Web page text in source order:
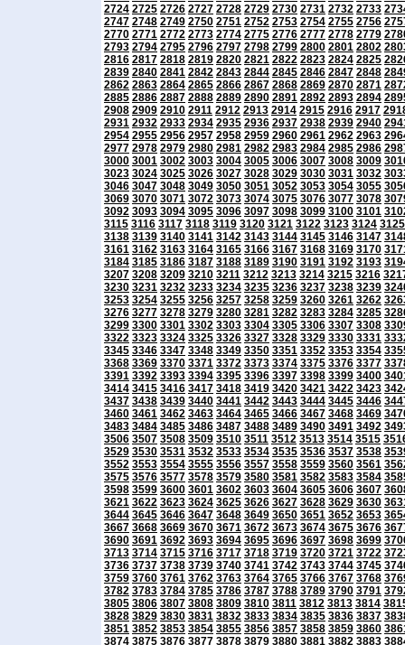
2724 2725 2726 2727 2728 2729 2730 2731 2732 2733
2747 2748 2749 2750 2751 2752 2753 2754 2755 2756
2770 2771 2772 2773 2774 2775 2776 2777 2778 2779
2793 2794 2795 2796 2797 2798 2799 2800 2801 2802
2816 2817 2818 2819 2820 2821 2822 2823 2824 2825
2839 2840 2841 2842 2843 2844 2845 2846 2847 2848
2862 2863 2864 2865 2866 2867 2868 2869 2870 2871
2885 2886 2887 2888 2889 2890 2891 2892 2893 2894
2908 2909 2910 2911 2912 2913 2914 2915 2916 2917
2931 2932 2933 2934 2935 2936 2937 2938 2939 2940
2954 2955 2956 2957 2958 2959 2960 2961 2962 2963
2977 2978 2979 2980 2981 2982 2983 2984 2985 2986
3000 3001 3002 3003 3004 3005 3006 3007 3008 3009
3023 3024 3025 3026 3027 3028 3029 3030 3031 3032
3046 3047 3048 3049 3050 3051 3052 3053 3054 3055
3069 3070 3071 3072 3073 3074 3075 3076 3077 3078
3092 3093 3094 3095 3096 3097 3098 3099 3100 3101
3115 3116 3117 3118 3119 3120 3121 3122 3123 3124 3125
3138 3139 3140 3141 3142 3143 3144 3145 3146 3147
3161 3162 3163 3164 3165 3166 3167 3168 3169 3170
3184 3185 3186 3187 3188 3189 3190 3191 3192 3193
3207 3208 3209 3210 3211 3212 3213 3214 3215 3216
3230 3231 3232 3233 3234 3235 3236 3237 3238 3239
3253 3254 3255 3256 3257 3258 3259 3260 3261 3262
3276 3277 3278 3279 3280 3281 3282 3283 3284 3285
3299 3300 3301 3302 3303 3304 3305 3306 3307 3308
3322 3323 3324 3325 3326 3327 3328 3329 3330 3331
3345 3346 3347 3348 3349 3350 3351 3352 3353 3354
3368 3369 3370 3371 3372 3373 3374 3375 3376 3377
3391 3392 3393 3394 3395 3396 3397 3398 3399 3400
3414 3415 3416 3417 3418 3419 3420 3421 3422 3423
3437 3438 3439 3440 3441 3442 3443 3444 3445 3446
3460 3461 3462 3463 3464 3465 3466 3467 3468 3469
3483 3484 3485 3486 3487 3488 3489 3490 3491 3492
3506 3507 3508 3509 3510 3511 3512 3513 3514 3515
3529 3530 3531 3532 3533 3534 3535 3536 3537 3538
3552 3553 3554 3555 3556 3557 3558 3559 3560 3561
3575 3576 3577 3578 3579 3580 3581 3582 3583 3584
3598 3599 3600 3601 3602 3603 3604 3605 3606 3607
3621 3622 3623 3624 3625 3626 3627 3628 3629 3630
3644 3645 3646 3647 3648 3649 3650 3651 3652 3653
3667 3668 3669 3670 3671 3672 3673 3674 3675 3676
3690 3691 3692 3693 3694 3695 3696 3697 3698 3699
3713 3714 3715 3716 3717 3718 3719 3720 3721 3722
3736 3737 3738 3739 3740 3741 3742 3743 3744 3745
3759 3760 3761 3762 3763 3764 3765 3766 3767 3768
3782 3783 3784 3785 3786 3787 3788 3789 3790 3791
3805 3806 3807 3808 3809 3810 3811 3812 3813 3814
3828 3829 3830 3831 3832 3833 3834 3835 3836 3837
3851 3852 3853 3854 3855 3856 3857 3858 3859 3860
3874 3875 3876 3877 3878 3879 3880 3881 3882 3883